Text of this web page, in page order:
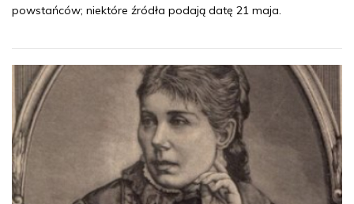
powstańców; niektóre źródła podają datę 21 maja.